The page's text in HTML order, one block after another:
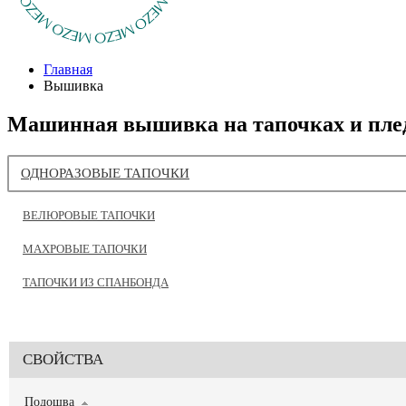
Главная
Вышивка
Машинная вышивка на тапочках и
ОДНОРАЗОВЫЕ ТАПОЧКИ
ВЕЛЮРОВЫЕ ТАПОЧКИ
МАХРОВЫЕ ТАПОЧКИ
ТАПОЧКИ ИЗ СПАНБОНДА
СВОЙСТВА
Подошва